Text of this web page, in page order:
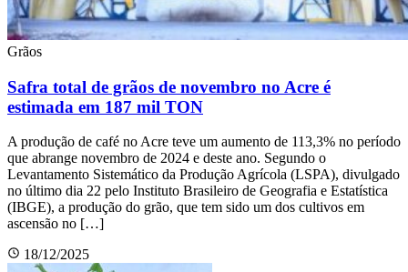
Grãos
Safra total de grãos de novembro no Acre é
estimada em 187 mil TON
A produção de café no Acre teve um aumento de 113,3% no período
que abrange novembro de 2024 e deste ano. Segundo o
Levantamento Sistemático da Produção Agrícola (LSPA), divulgado
no último dia 22 pelo Instituto Brasileiro de Geografia e Estatística
(IBGE), a produção do grão, que tem sido um dos cultivos em
ascensão no […]
18/12/2025